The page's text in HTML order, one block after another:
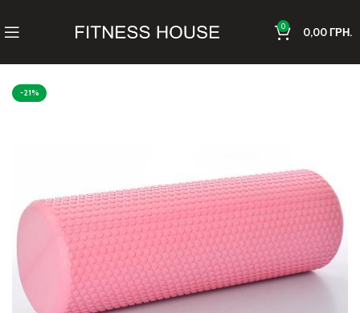
0 0,00ГРН.
-21%